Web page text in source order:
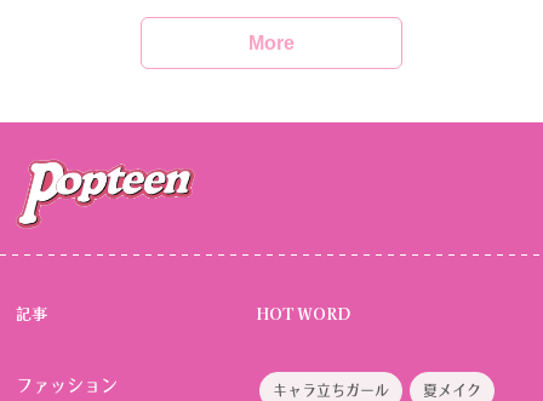
More
記事
ファッション
HOT WORD
キャラ立ちガール 夏メイク